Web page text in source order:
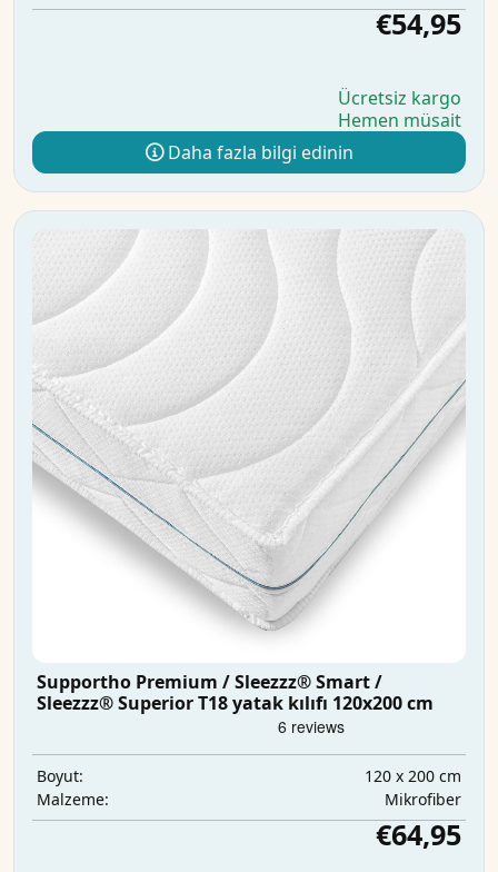
€54,95
Ücretsiz kargo
Hemen müsait
Daha fazla bilgi edinin
Supportho Premium / Sleezzz® Smart /
Sleezzz® Superior T18 yatak kılıfı 120x200 cm
Boyut:
120 x 200 cm
Malzeme:
Mikrofiber
€64,95